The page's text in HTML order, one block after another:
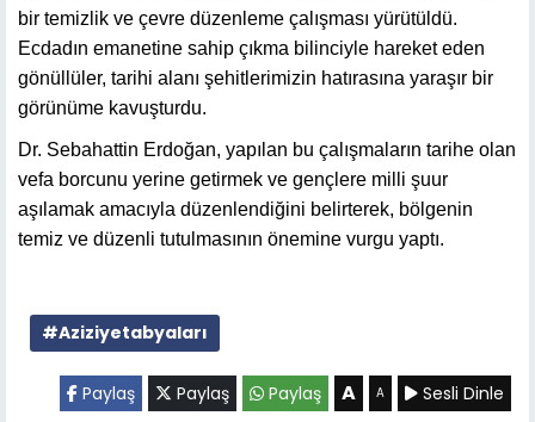
bir temizlik ve çevre düzenleme çalışması yürütüldü.
Ecdadın emanetine sahip çıkma bilinciyle hareket eden
gönüllüler, tarihi alanı şehitlerimizin hatırasına yaraşır bir
görünüme kavuşturdu.
Dr. Sebahattin Erdoğan, yapılan bu çalışmaların tarihe olan
vefa borcunu yerine getirmek ve gençlere milli şuur
aşılamak amacıyla düzenlendiğini belirterek, bölgenin
temiz ve düzenli tutulmasının önemine vurgu yaptı.
#Aziziyetabyaları
Paylaş Paylaş Paylaş A A Sesli Dinle